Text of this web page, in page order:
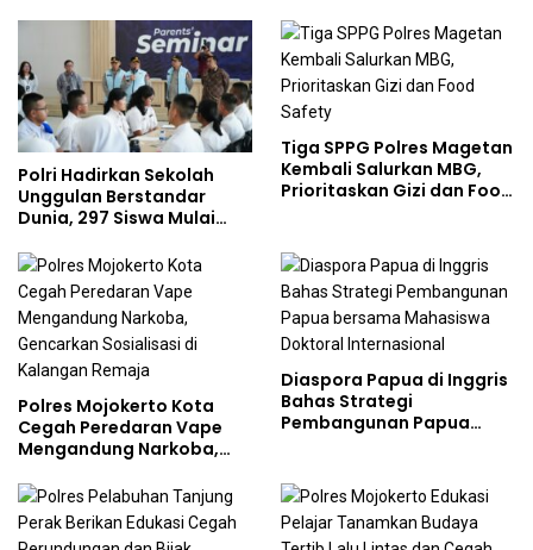
Polri Hadirkan Sekolah
Unggulan Berstandar
Dunia, 297 Siswa Mulai
Tiga SPPG Polres Magetan
Kembali Salurkan MBG,
Prioritaskan Gizi dan Food
Polres Mojokerto Kota
Cegah Peredaran Vape
Mengandung Narkoba,
Kalangan Remaja
Diaspora Papua di Inggris
Bahas Strategi
Pembangunan Papua